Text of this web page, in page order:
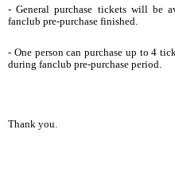
- General purchase tickets will be
fanclub pre-purchase finished.
- One person can purchase up to 4
during fanclub pre-purchase period.
Thank you.